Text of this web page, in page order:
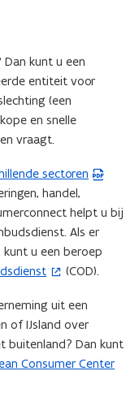
kunt u een
entiteit voor
(een
en snelle
vraagt.
sectoren
handel,
helpt u bij
Als er
u een beroep
(COD).
uit een
of IJsland over
buitenland? Dan kunt
Consumer Center